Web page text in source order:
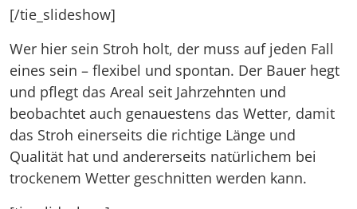
[/tie_slideshow]
Wer hier sein Stroh holt, der muss auf jeden Fall
eines sein – flexibel und spontan. Der Bauer hegt
und pflegt das Areal seit Jahrzehnten und
beobachtet auch genauestens das Wetter, damit
das Stroh einerseits die richtige Länge und
Qualität hat und andererseits natürlichem bei
trockenem Wetter geschnitten werden kann.